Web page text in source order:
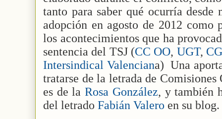
tanto para saber qué ocurría desde
adopción en agosto de 2012 como
los acontecimientos que ha
sentencia del TSJ (CC OO, UGT,
Intersindical Valenciana) Una
tratarse de la letrada de
es de laRosa González, y también
del letrado Fabián Valero en su blog.